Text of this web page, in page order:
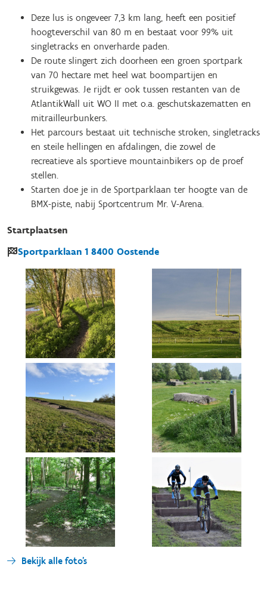
Deze lus is ongeveer 7,3 km lang, heeft een positief
hoogteverschil van 80 m en bestaat voor 99% uit
singletracks en onverharde paden.
De route slingert zich doorheen een groen sportpark
van 70 hectare met heel wat boompartijen en
struikgewas. Je rijdt er ook tussen restanten van de
AtlantikWall uit WO II met o.a. geschutskazematten en
mitrailleurbunkers.
Het parcours bestaat uit technische stroken, singletracks
en steile hellingen en afdalingen, die zowel de
recreatieve als sportieve mountainbikers op de proef
stellen.
Starten doe je in de Sportparklaan ter hoogte van de
BMX-piste, nabij Sportcentrum Mr. V-Arena.
Startplaatsen
Sportparklaan 1 8400 Oostende
Bekijk alle foto's